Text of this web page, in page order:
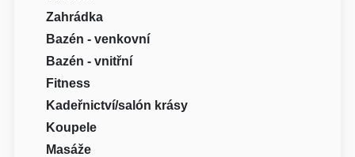
Zahrádka
Bazén - venkovní
Bazén - vnitřní
Fitness
Kadeřnictví/salón krásy
Koupele
Masáže